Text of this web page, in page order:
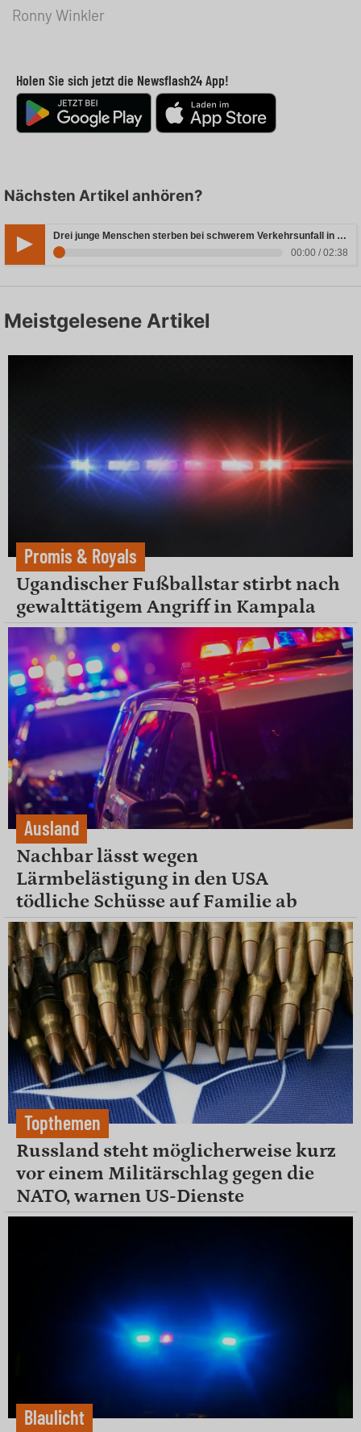
Ronny Winkler
Holen Sie sich jetzt die Newsflash24 App!
Nächsten Artikel anhören?
Drei junge Menschen sterben bei schwerem Verkehrsunfall in Rheinland-Pfalz
00:00 / 02:38
Meistgelesene Artikel
Promis & Royals
Ugandischer Fußballstar stirbt nach
gewalttätigem Angriff in Kampala
Ausland
Nachbar lässt wegen
Lärmbelästigung in den USA
tödliche Schüsse auf Familie ab
Topthemen
Russland steht möglicherweise kurz
vor einem Militärschlag gegen die
NATO, warnen US-Dienste
Blaulicht